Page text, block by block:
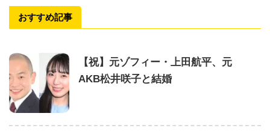
おすすめ記事
【祝】元ゾフィー・上田航平、元
AKB松井咲子と結婚